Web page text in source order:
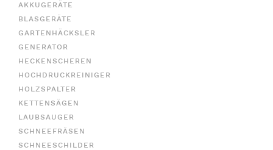
AKKUGERÄTE
BLASGERÄTE
GARTENHÄCKSLER
GENERATOR
HECKENSCHEREN
HOCHDRUCKREINIGER
HOLZSPALTER
KETTENSÄGEN
LAUBSAUGER
SCHNEEFRÄSEN
SCHNEESCHILDER